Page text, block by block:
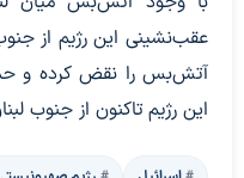
عقب‌نشینی این رژیم از
آتش‌بس را نقض کرده و
این رژیم تاکنون از جنوب